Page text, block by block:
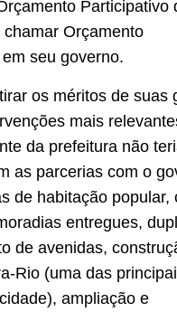
Participativo
Orçamento
seu governo.
os méritos de suas
mais
da prefeitura não
as parcerias com o
de habitação popular,
entregues,
de avenidas,
Rio (uma das
ampliação e